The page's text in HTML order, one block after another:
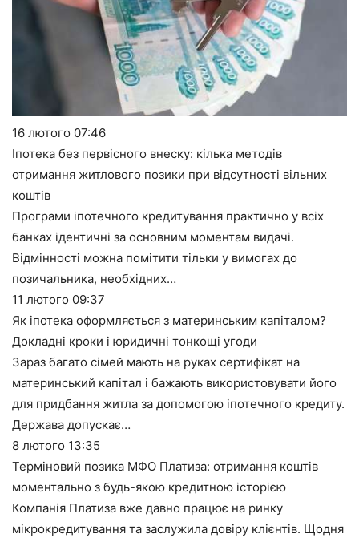
16 лютого 07:46
Іпотека без первісного внеску: кілька методів
отримання житлового позики при відсутності вільних
коштів
Програми іпотечного кредитування практично у всіх
банках ідентичні за основним моментам видачі.
Відмінності можна помітити тільки у вимогах до
позичальника, необхідних…
11 лютого 09:37
Як іпотека оформляється з материнським капіталом?
Докладні кроки і юридичні тонкощі угоди
Зараз багато сімей мають на руках сертифікат на
материнський капітал і бажають використовувати його
для придбання житла за допомогою іпотечного кредиту.
Держава допускає…
8 лютого 13:35
Терміновий позика МФО Платиза: отримання коштів
моментально з будь-якою кредитною історією
Компанія Платиза вже давно працює на ринку
мікрокредитування та заслужила довіру клієнтів. Щодня